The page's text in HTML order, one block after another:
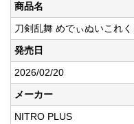
商品名
刀剣乱舞 めでぃぬいこれ
発売日
2026/02/20
メーカー
NITRO PLUS